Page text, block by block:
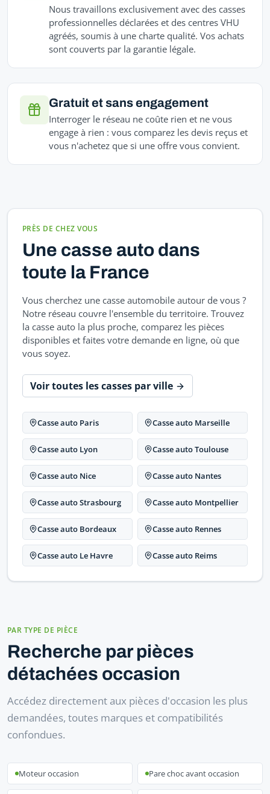
Nous travaillons exclusivement avec des casses
professionnelles déclarées et des centres VHU
agréés, soumis à une charte qualité. Vos achats
sont couverts par la garantie légale.
Gratuit et sans engagement
Interroger le réseau ne coûte rien et ne vous
engage à rien : vous comparez les devis reçus et
vous n'achetez que si une offre vous convient.
PRÈS DE CHEZ VOUS
Une casse auto dans
toute la France
Vous cherchez une casse automobile autour de vous ?
Notre réseau couvre l'ensemble du territoire. Trouvez
la casse auto la plus proche, comparez les pièces
disponibles et faites votre demande en ligne, où que
vous soyez.
Voir toutes les casses par ville
Casse auto Paris Casse auto Marseille
Casse auto Lyon Casse auto Toulouse
Casse auto Nice Casse auto Nantes
Casse auto Strasbourg Casse auto Montpellier
Casse auto Bordeaux Casse auto Rennes
Casse auto Le Havre Casse auto Reims
PAR TYPE DE PIÈCE
Recherche par pièces
détachées occasion
Accédez directement aux pièces d'occasion les plus
demandées, toutes marques et compatibilités
confondues.
Moteur occasion Pare choc avant occasion